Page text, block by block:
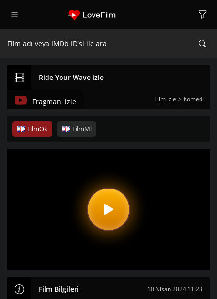
Ride Your Wave izle
Film izle Komedi
Fragmanı izle
FilmOk FilmMl
Film Bilgileri 10 Nisan 2024 11:23